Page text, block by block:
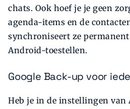
chats. Ook hoef je je geen
agenda-items en de
synchroniseert ze
Android-toestellen.
Google Back-up voor
Heb je in de instellingen van